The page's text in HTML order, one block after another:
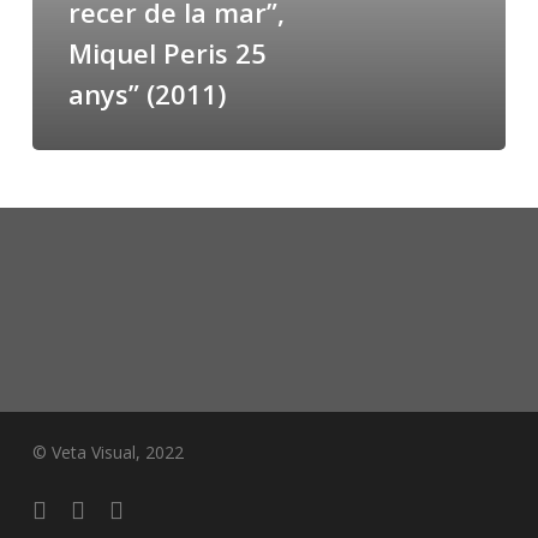
Miquel
Peris
(2011)
recer de la mar”,
Miquel Peris 25
anys” (2011)
© Veta Visual, 2022
blueskybehancemixcloud